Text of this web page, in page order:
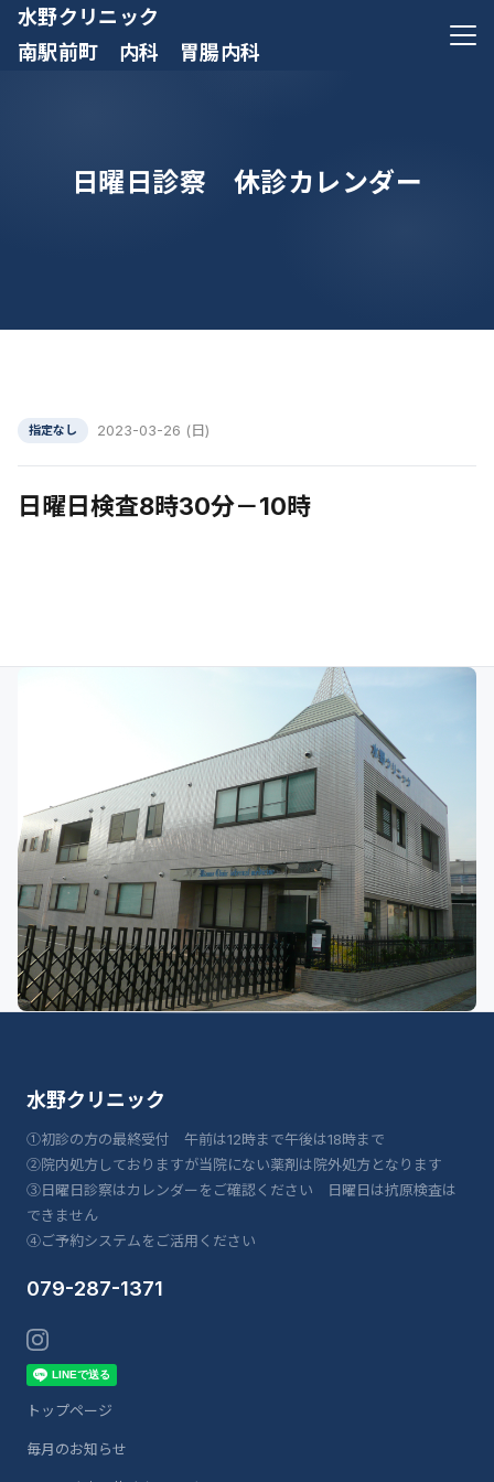
水野クリニック
南駅前町 内科 胃腸内科
メニ
日曜日診察 休診カレンダー
指定なし 2023-03-26 (日)
日曜日検査8時30分－10時
水野クリニック
①初診の方の最終受付 午前は12時まで午後は18時まで
②院内処方しておりますが当院にない薬剤は院外処方となります
③日曜日診察はカレンダーをご確認ください 日曜日は抗原検査は
できません
④ご予約システムをご活用ください
079-287-1371
トップページ
毎月のお知らせ